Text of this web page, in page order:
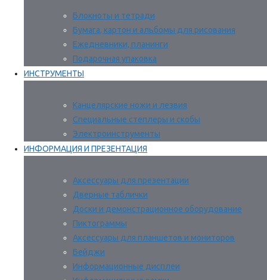
Блокноты и тетради
Бумага, картон и альбомы для рисования
Ежедневники, планинги
Подарочная упаковка
ИНСТРУМЕНТЫ
Канцелярские ножи и лезвия
Специальные степлеры и скобы
Электроинструменты
ИНФОРМАЦИЯ И ПРЕЗЕНТАЦИЯ
Аксессуары для презентации
Дверные таблички
Доски и демонстрационное оборудование
Пиктограммы
Аксессуары для планшетов и мониторов
Бейджи
Информационные дисплеи